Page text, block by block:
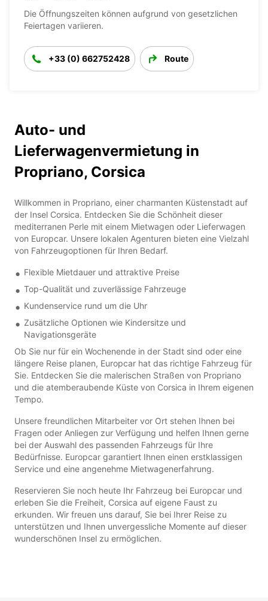
Die Öffnungszeiten können aufgrund von gesetzlichen
Feiertagen variieren.
+33 (0) 662752428 Route
Auto- und
Lieferwagenvermietung in
Propriano, Corsica
Willkommen in Propriano, einer charmanten Küstenstadt auf
der Insel Corsica. Entdecken Sie die Schönheit dieser
mediterranen Perle mit einem Mietwagen oder Lieferwagen
von Europcar. Unsere lokalen Agenturen bieten eine Vielzahl
von Fahrzeugoptionen für Ihren Bedarf.
Flexible Mietdauer und attraktive Preise
Top-Qualität und zuverlässige Fahrzeuge
Kundenservice rund um die Uhr
Zusätzliche Optionen wie Kindersitze und
Navigationsgeräte
Ob Sie nur für ein Wochenende in der Stadt sind oder eine
längere Reise planen, Europcar hat das richtige Fahrzeug für
Sie. Entdecken Sie die malerischen Straßen von Propriano
und die atemberaubende Küste von Corsica in Ihrem eigenen
Tempo.
Unsere freundlichen Mitarbeiter vor Ort stehen Ihnen bei
Fragen oder Anliegen zur Verfügung und helfen Ihnen gerne
bei der Auswahl des passenden Fahrzeugs für Ihre
Bedürfnisse. Europcar garantiert Ihnen einen erstklassigen
Service und eine angenehme Mietwagenerfahrung.
Reservieren Sie noch heute Ihr Fahrzeug bei Europcar und
erleben Sie die Freiheit, Corsica auf eigene Faust zu
erkunden. Wir freuen uns darauf, Sie bei Ihrer Reise zu
unterstützen und Ihnen unvergessliche Momente auf dieser
wunderschönen Insel zu ermöglichen.